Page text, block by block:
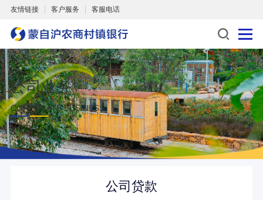
友情链接 客户服务 客服电话
公司业务
CORPORATE BUSINESS
公司贷款